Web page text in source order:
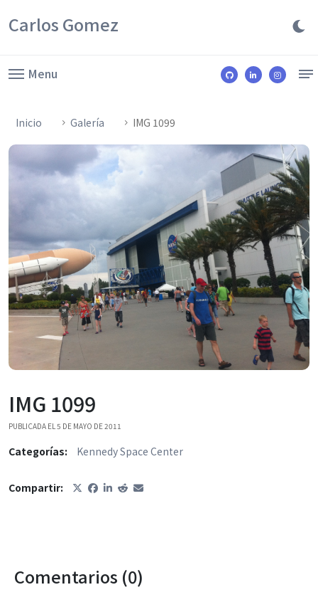
Carlos Gomez
Menu
Inicio Galería IMG 1099
IMG 1099
PUBLICADA EL 5 DE MAYO DE 2011
Categorías: Kennedy Space Center
Compartir:
Comentarios (0)